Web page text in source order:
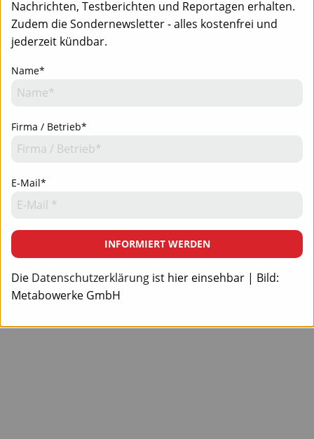
Nachrichten, Testberichten und Reportagen erhalten.
Zudem die Sondernewsletter - alles kostenfrei und
jederzeit kündbar.
Name*
Firma / Betrieb*
E-Mail*
INFORMIERT WERDEN
Die Datenschutzerklärung ist hier einsehbar | Bild:
Metabowerke GmbH